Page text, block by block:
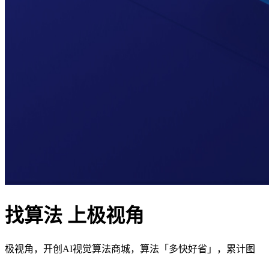
找算法 上极视角
极视角，开创AI视觉算法商城，算法「多快好省」，累计图